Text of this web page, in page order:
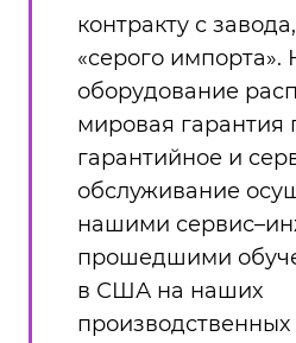
контракту с
«серого импорта».
оборудование
мировая гарантия
гарантийное и
обслуживание
нашими
прошедшими
в США на наших